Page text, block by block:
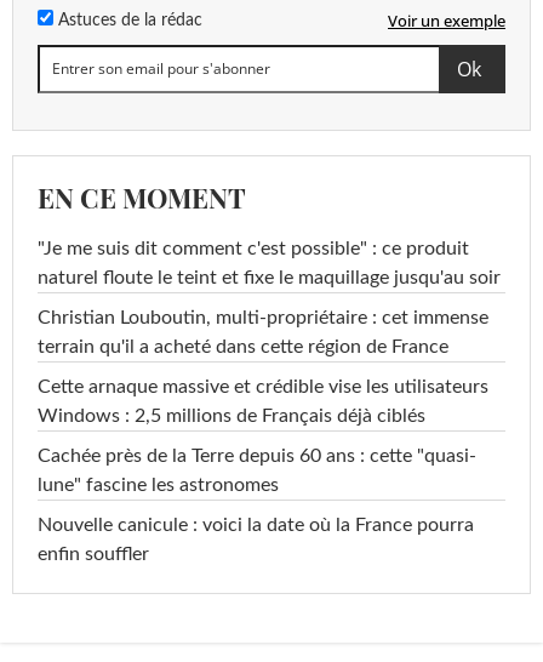
Astuces de la rédac Voir un exemple
EN CE MOMENT
"Je me suis dit comment c'est possible" : ce produit
naturel floute le teint et fixe le maquillage jusqu'au soir
Christian Louboutin, multi-propriétaire : cet immense
terrain qu'il a acheté dans cette région de France
Cette arnaque massive et crédible vise les utilisateurs
Windows : 2,5 millions de Français déjà ciblés
Cachée près de la Terre depuis 60 ans : cette "quasi-
lune" fascine les astronomes
Nouvelle canicule : voici la date où la France pourra
enfin souffler